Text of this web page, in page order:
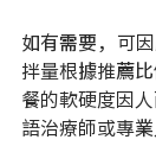
如有需要，可
拌量根據推薦
餐的軟硬度因
語治療師或專